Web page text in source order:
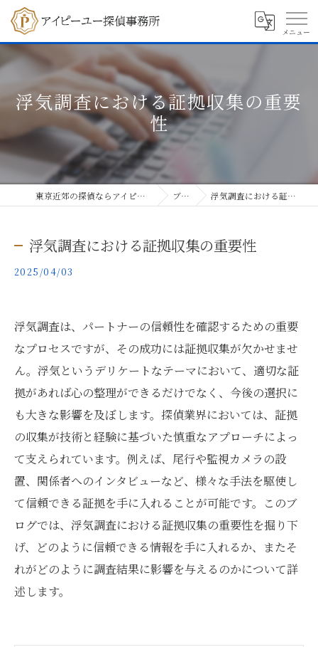
浮気調査における証拠収集の重要
性
東京近郊の探偵ならアイピーユー探偵事務所 ブログ 浮気調査における証拠収集の重要性
浮気調査における証拠収集の重要性
2025/04/03
浮気調査は、パートナーの信頼性を確認するための重要
なプロセスですが、その成功には証拠収集が欠かせませ
ん。浮気というデリケートなテーマにおいて、適切な証
拠があれば心の整理ができるだけでなく、今後の選択に
も大きな影響を及ぼします。探偵業界においては、証拠
の収集が技術と経験に基づいた慎重なアプローチによっ
て支えられています。例えば、尾行や監視カメラの設
置、関係者へのインタビューなど、様々な手法を駆使し
て信頼できる証拠を手に入れることが可能です。このブ
ログでは、浮気調査における証拠収集の重要性を掘り下
げ、どのように信頼できる情報を手に入れるか、またそ
れがどのように調査結果に影響を与えるのかについて詳
述します。